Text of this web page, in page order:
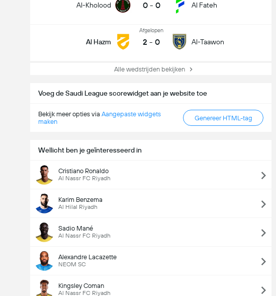
Al-Kholood 0 - 0 Al Fateh
Al Hazm
Afgelopen
2 - 0 Al-Taawon
Alle wedstrijden bekijken
Voeg de Saudi League scorewidget aan je website toe
Bekijk meer opties via Aangepaste widgets
maken
Genereer HTML-tag
Wellicht ben je geïnteresseerd in
Cristiano Ronaldo
Al Nassr FC Riyadh
Karim Benzema
Al Hilal Riyadh
Sadio Mané
Al Nassr FC Riyadh
Alexandre Lacazette
NEOM SC
Kingsley Coman
Al Nassr FC Riyadh
- Meer dan/minder dan (2.5)